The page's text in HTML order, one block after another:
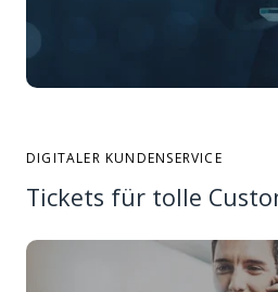
DIGITALER KUNDENSERVICE
Tickets für tolle